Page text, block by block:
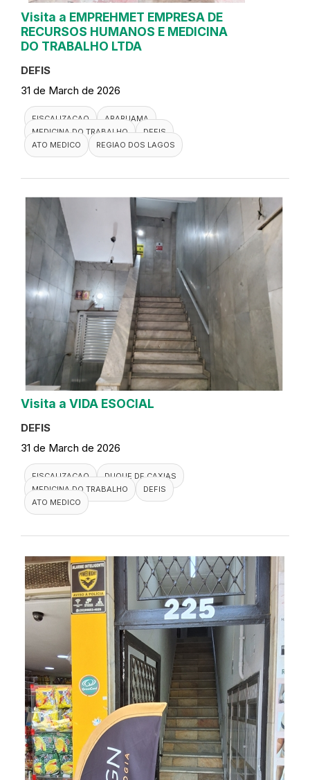
Visita a EMPREHMET EMPRESA DE
RECURSOS HUMANOS E MEDICINA
DO TRABALHO LTDA
DEFIS
31 de March de 2026
FISCALIZACAO
ARARUAMA
MEDICINA DO TRABALHO
DEFIS
ATO MEDICO
REGIAO DOS LAGOS
Visita a VIDA ESOCIAL
DEFIS
31 de March de 2026
FISCALIZACAO
DUQUE DE CAXIAS
MEDICINA DO TRABALHO
DEFIS
ATO MEDICO